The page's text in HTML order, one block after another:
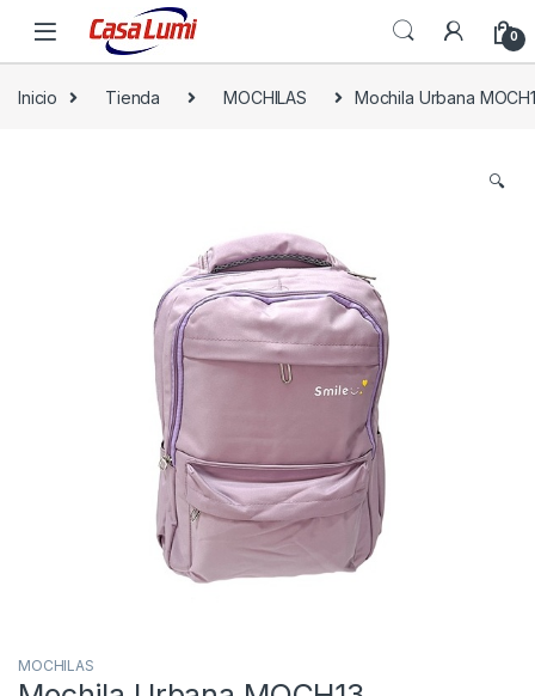
0
Inicio Tienda MOCHILAS Mochila Urbana
🔍
MOCHILAS